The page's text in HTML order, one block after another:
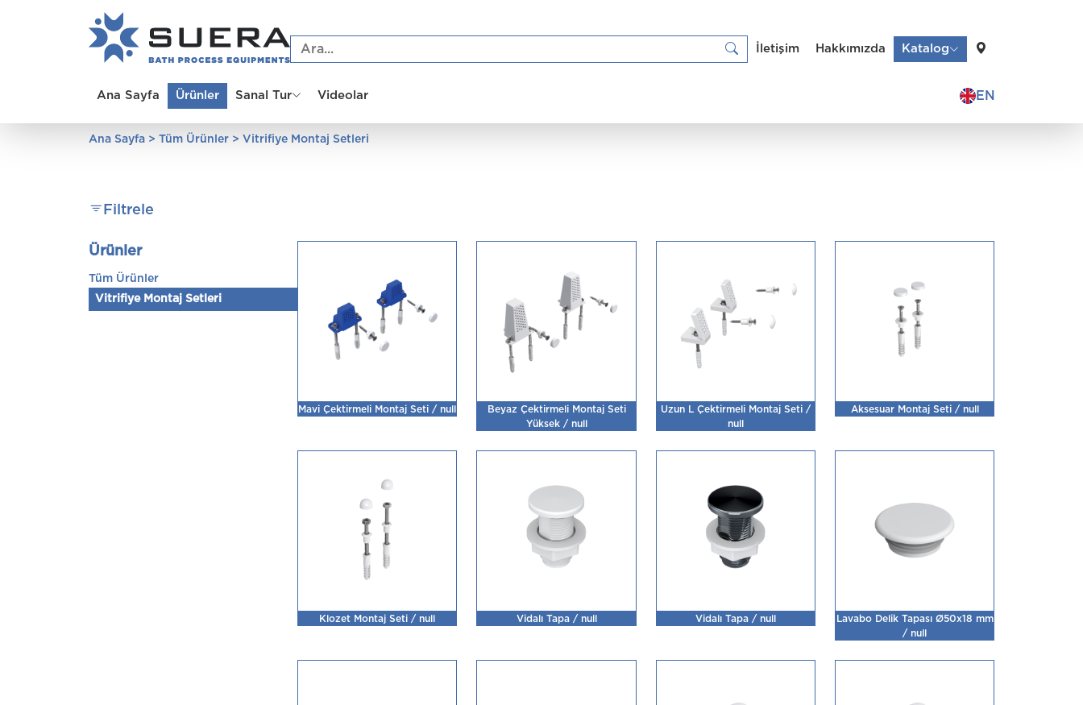
İletişim Hakkımızda Katalog
Ana Sayfa Ürünler Sanal Tur Videolar EN
Ana Sayfa> Tüm Ürünler> Vitrifiye Montaj Setleri
Filtrele
Ürünler
Tüm Ürünler
Vitrifiye Montaj Setleri
Mavi Çektirmeli Montaj Seti / null
Beyaz Çektirmeli Montaj Seti
Yüksek / null
Uzun L Çektirmeli Montaj Seti /
null
Aksesuar Montaj Seti / null
Klozet Montaj Seti / null Vidalı Tapa / null Vidalı Tapa / null
Lavabo Delik Tapası Ø50x18 mm
/ null